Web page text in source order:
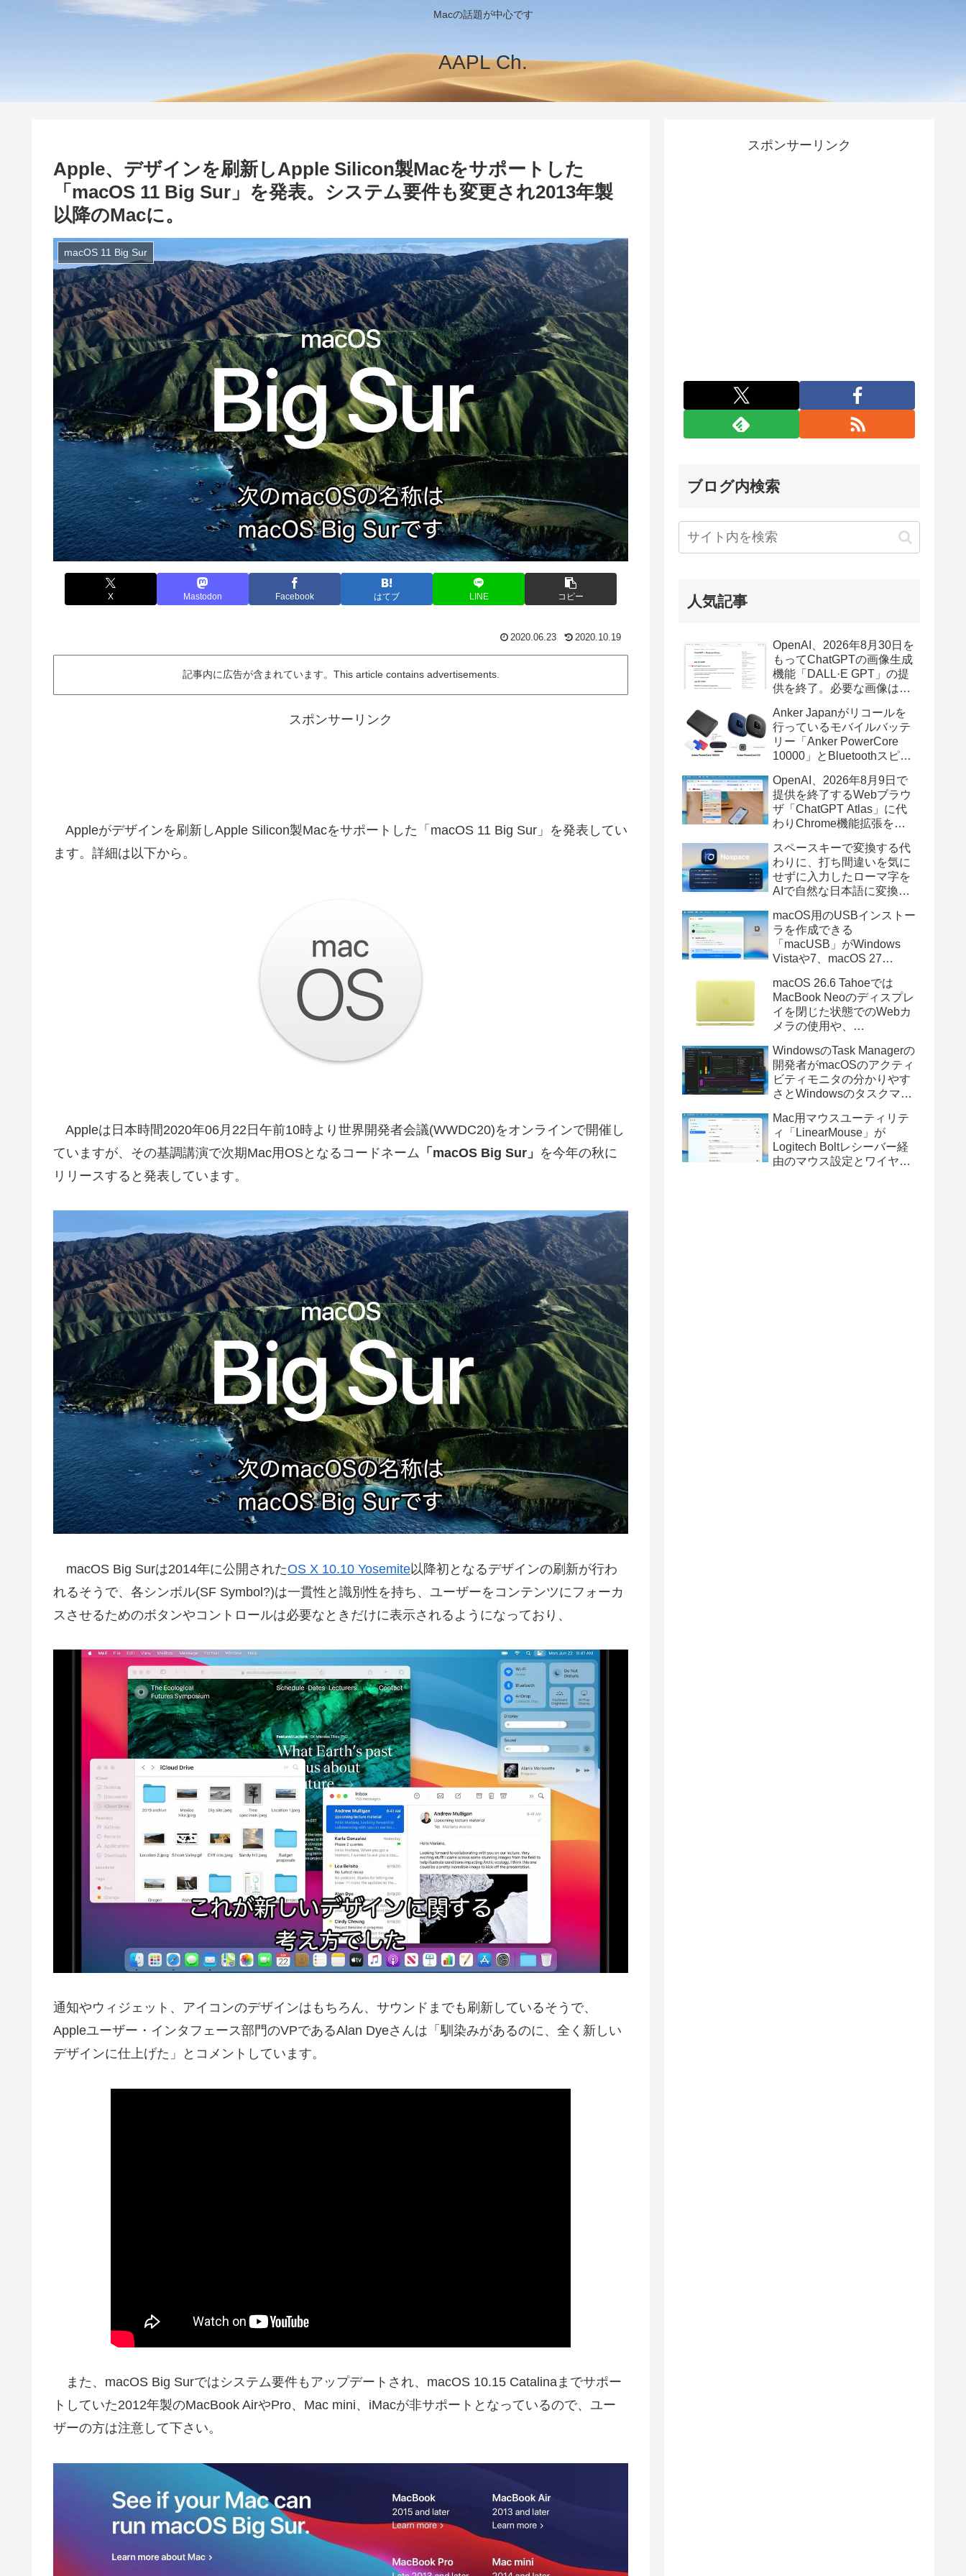
Macの話題が中心です
AAPL Ch.
Apple、デザインを刷新しApple Silicon製Macをサポートした
「macOS 11 Big Sur」を発表。システム要件も変更され2013年製
以降のMacに。
macOS 11 Big Sur
X Mastodon Facebook はてブ LINE コピー
2020.06.23 2020.10.19
記事内に広告が含まれています。This article contains advertisements.
スポンサーリンク
Appleがデザインを刷新しApple Silicon製Macをサポートした「macOS 11 Big Sur」を発表してい
ます。詳細は以下から。
Appleは日本時間2020年06月22日午前10時より世界開発者会議(WWDC20)をオンラインで開催し
ていますが、その基調講演で次期Mac用OSとなるコードネーム 「macOS Big Sur」 を今年の秋に
リリースすると発表しています。
macOS Big Surは2014年に公開されたOS X 10.10 Yosemite以降初となるデザインの刷新が行わ
れるそうで、各シンボル(SF Symbol?)は一貫性と識別性を持ち、ユーザーをコンテンツにフォーカ
スさせるためのボタンやコントロールは必要なときだけに表示されるようになっており、
通知やウィジェット、アイコンのデザインはもちろん、サウンドまでも刷新しているそうで、
Appleユーザー・インタフェース部門のVPであるAlan Dyeさんは「馴染みがあるのに、全く新しい
デザインに仕上げた」とコメントしています。
また、macOS Big Surではシステム要件もアップデートされ、macOS 10.15 Catalinaまでサポー
トしていた2012年製のMacBook AirやPro、Mac mini、iMacが非サポートとなっているので、ユー
ザーの方は注意して下さい。
スポンサーリンク
ブログ内検索
人気記事
OpenAI、2026年8月30日を
もってChatGPTの画像生成
機能「DALL·E GPT」の提
供を終了。必要な画像は期
Anker Japanがリコールを
行っているモバイルバッテ
リー「Anker PowerCore
10000」とBluetoothスピー
辺を焼損する火災が6月に3
件発生していたそうなので
注意を。
OpenAI、2026年8月9日で
提供を終了するWebブラウ
ザ「ChatGPT Atlas」に代
わりChrome機能拡張をア
画の質問やAsk ChatGPT機
能を追加。
スペースキーで変換する代
わりに、打ち間違いを気に
せずに入力したローマ字を
AIで自然な日本語に変換し
力アプリ「Nospace」がリ
リース。
macOS用のUSBインストー
ラを作成できる
「macUSB」がWindows
Vistaや7、macOS 27
トーラの作成に対応。
macOS 26.6 Tahoeでは
MacBook Neoのディスプレ
イを閉じた状態でのWebカ
メラの使用や、
利用しMacBook Neoを復元
する際の安定性が向上。
WindowsのTask Managerの
開発者がmacOSのアクティ
ビティモニタの分かりやす
さとWindowsのタスクマネ
Mac用システムモニタアプ
リ「Task Manager TMOG」
のBeta版を公開。
Mac用マウスユーティリテ
ィ「LinearMouse」が
Logitech Boltレシーバー経
由のマウス設定とワイヤレ